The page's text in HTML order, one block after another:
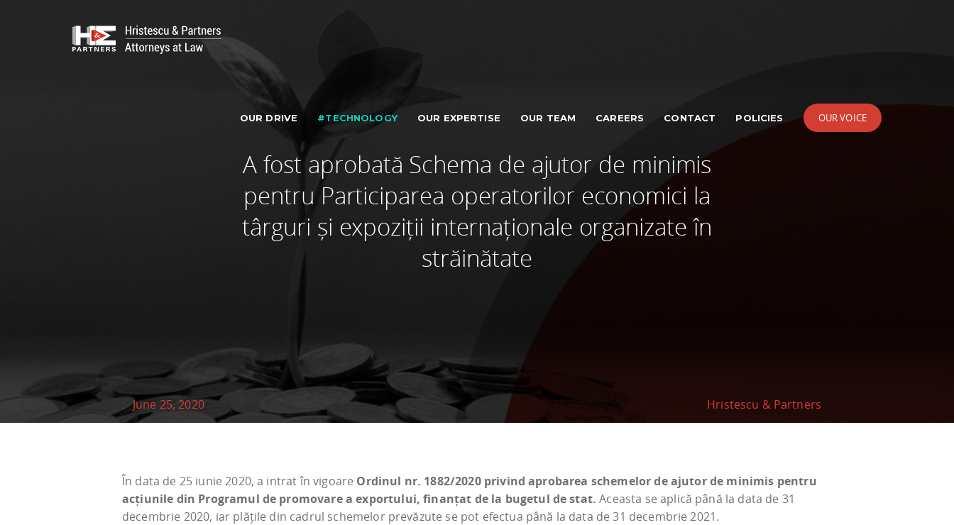
OUR DRIVE #TECHNOLOGY OUR EXPERTISE OUR TEAM CAREERS CONTACT POLICIES OUR VOICE
A fost aprobată Schema de ajutor de minimis
pentru Participarea operatorilor economici la
târguri și expoziții internaționale organizate în
străinătate
June 25, 2020 Hristescu & Partners
În data de 25 iunie 2020, a intrat în vigoare Ordinul nr. 1882/2020 privind aprobarea schemelor de ajutor de minimis pentru
acțiunile din Programul de promovare a exportului, finanțat de la bugetul de stat.Aceasta se aplică până la data de 31
decembrie 2020, iar plățile din cadrul schemelor prevăzute se pot efectua până la data de 31 decembrie 2021.